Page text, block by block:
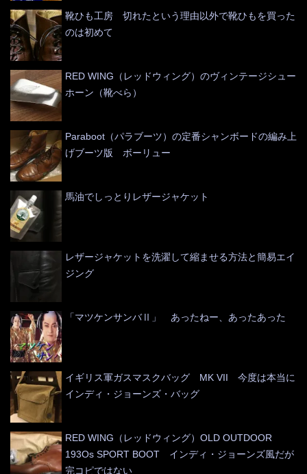
靴ひも工房 切れたという理由以外で靴ひもを買った
のは初めて
RED WING（レッドウィング）のヴィンテージシュー
ホーン（靴べら）
Paraboot（パラブーツ）の定番シャンボードの編み上
げブーツ版 ボーリュー
馬油でしっとりレザージャケット
レザージャケットを洗濯して縮ませる方法と簡易エイ
ジング
「マツケンサンバⅡ」 あったねー、あったあった
イギリス軍ガスマスクバッグ MK VII 今度は本当に
インディ・ジョーンズ・バッグ
RED WING（レッドウィング）OLD OUTDOOR
193Os SPORT BOOT インディ・ジョーンズ風だが
完コピではない